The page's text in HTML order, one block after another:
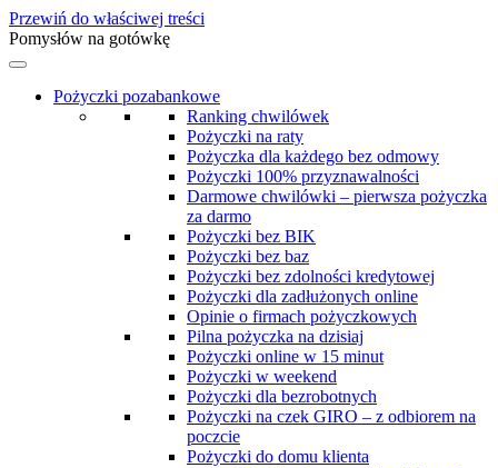
Przewiń do właściwej treści
Pomysłów na gotówkę
Pożyczki pozabankowe
Ranking chwilówek
Pożyczki na raty
Pożyczka dla każdego bez odmowy
Pożyczki 100% przyznawalności
Darmowe chwilówki – pierwsza pożyczka
za darmo
Pożyczki bez BIK
Pożyczki bez baz
Pożyczki bez zdolności kredytowej
Pożyczki dla zadłużonych online
Opinie o firmach pożyczkowych
Pilna pożyczka na dzisiaj
Pożyczki online w 15 minut
Pożyczki w weekend
Pożyczki dla bezrobotnych
Pożyczki na czek GIRO – z odbiorem na
poczcie
Pożyczki do domu klienta